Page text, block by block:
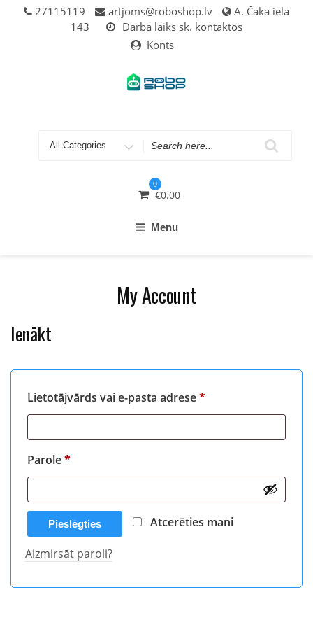
27115119 artjoms@roboshop.lv
A. Čaka iela
143
Darba laiks sk. kontaktos
Konts
Search
0
€0.00
Menu
My Account
Ienākt
Lietotājvārds vai e-pasta adrese*Obligāts
Parole*Obligāts
Atcerēties mani
Pieslēgties
Aizmirsāt paroli?